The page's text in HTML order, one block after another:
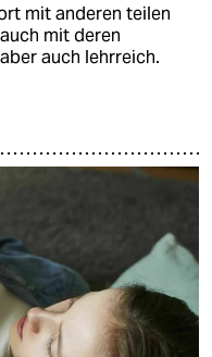
mit anderen teilen
mit deren
auch lehrreich.